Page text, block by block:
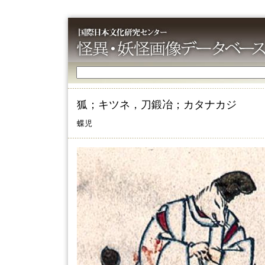
狐；キツネ，刀鍛冶；カタナカジ
蝶児